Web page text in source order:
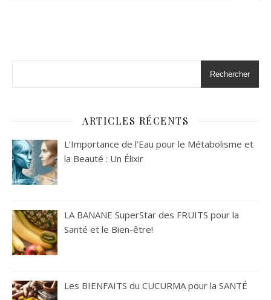
Rechercher
ARTICLES RÉCENTS
L’Importance de l’Eau pour le Métabolisme et
la Beauté : Un Élixir
LA BANANE SuperStar des FRUITS pour la
Santé et le Bien-être!
Les BIENFAITS du CUCURMA pour la SANTÉ